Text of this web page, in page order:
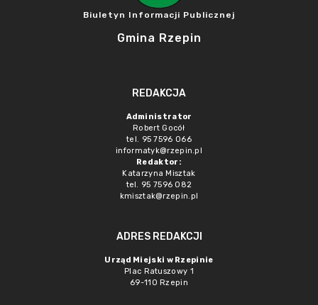
Biuletyn Informacji Publicznej
Gmina Rzepin
REDAKCJA
Administrator
Robert Gocół
tel. 95 7596 066
informatyk@rzepin.pl
Redaktor:
Katarzyna Misztak
tel. 95 7596 082
kmisztak@rzepin.pl
ADRES REDAKCJI
Urząd Miejski w Rzepinie
Plac Ratuszowy 1
69-110 Rzepin